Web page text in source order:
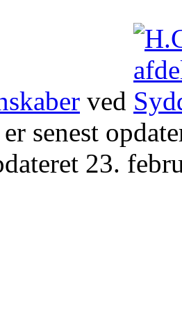
ved
senest
23.